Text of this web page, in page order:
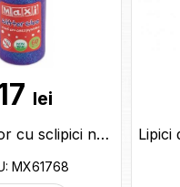
lei
Lipici decor cu sclipici neon Maxi tub 60ml.violet MX61768
MX61768